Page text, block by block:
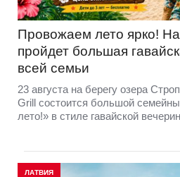
Провожаем лето ярко!
пройдет большая
всей семьи
23 августа на берегу озера
Grill состоится большой
лето!» в стиле гавайской
ЛАТВИЯ